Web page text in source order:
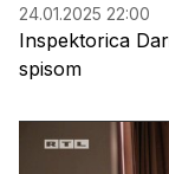
24.01.2025 22:00
Inspektorica
spisom